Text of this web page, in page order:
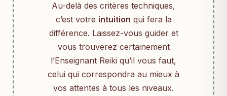
Au-delà des critères techniques,
c’est votre intuition qui fera la
différence. Laissez-vous guider et
vous trouverez certainement
l’Enseignant Reiki qu’il vous faut,
celui qui correspondra au mieux à
vos attentes à tous les niveaux.